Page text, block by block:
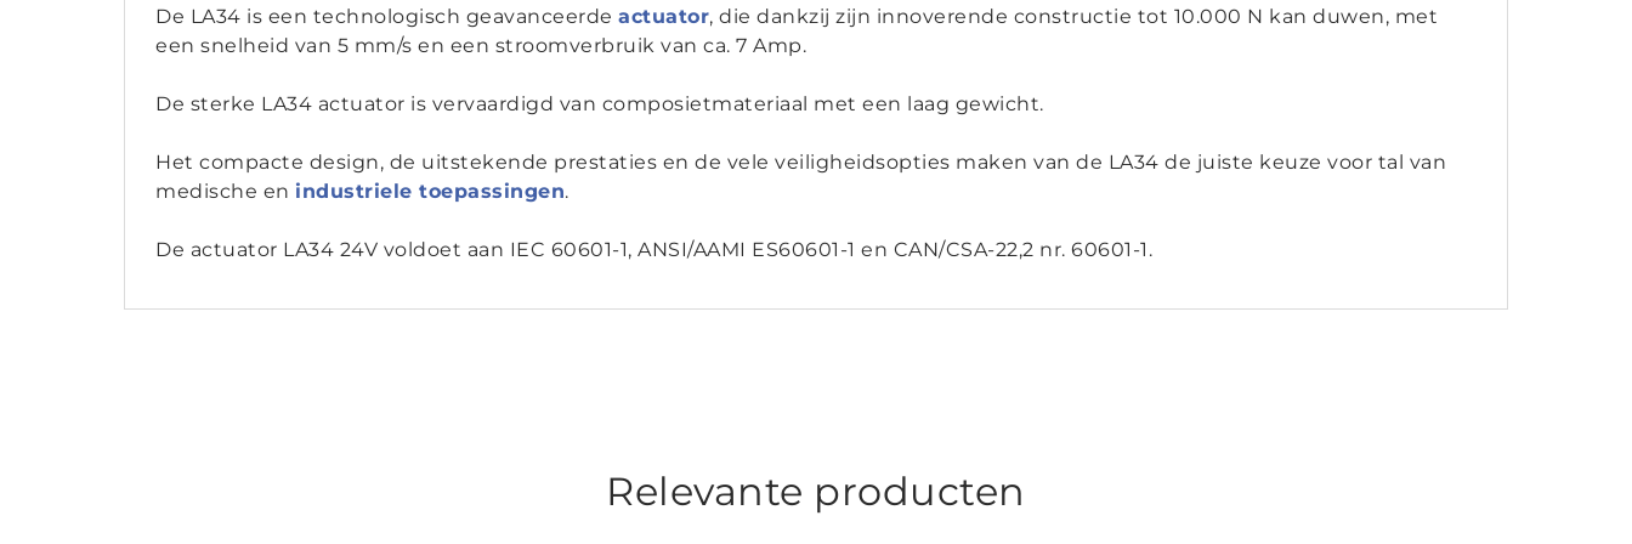
De LA34 is een technologisch geavanceerde actuator, die dankzij zijn innoverende constructie tot 10.000 N kan duwen, met
een snelheid van 5 mm/s en een stroomverbruik van ca. 7 Amp.
De sterke LA34 actuator is vervaardigd van composietmateriaal met een laag gewicht.
Het compacte design, de uitstekende prestaties en de vele veiligheidsopties maken van de LA34 de juiste keuze voor tal van
medische en industriele toepassingen.
De actuator LA34 24V voldoet aan IEC 60601-1, ANSI/AAMI ES60601-1 en CAN/CSA-22,2 nr. 60601-1.
Relevante producten